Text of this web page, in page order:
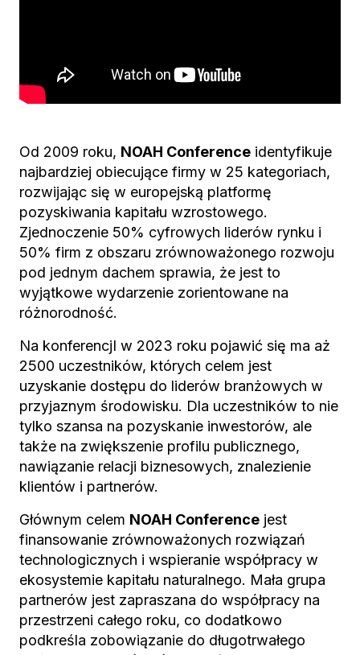
Od 2009 roku, NOAH Conference identyfikuje
najbardziej obiecujące firmy w 25 kategoriach,
rozwijając się w europejską platformę
pozyskiwania kapitału wzrostowego.
Zjednoczenie 50% cyfrowych liderów rynku i
50% firm z obszaru zrównoważonego rozwoju
pod jednym dachem sprawia, że jest to
wyjątkowe wydarzenie zorientowane na
różnorodność.
Na konferencjI w 2023 roku pojawić się ma aż
2500 uczestników, których celem jest
uzyskanie dostępu do liderów branżowych w
przyjaznym środowisku. Dla uczestników to nie
tylko szansa na pozyskanie inwestorów, ale
także na zwiększenie profilu publicznego,
nawiązanie relacji biznesowych, znalezienie
klientów i partnerów.
Głównym celem NOAH Conference jest
finansowanie zrównoważonych rozwiązań
technologicznych i wspieranie współpracy w
ekosystemie kapitału naturalnego. Mała grupa
partnerów jest zapraszana do współpracy na
przestrzeni całego roku, co dodatkowo
podkreśla zobowiązanie do długotrwałego